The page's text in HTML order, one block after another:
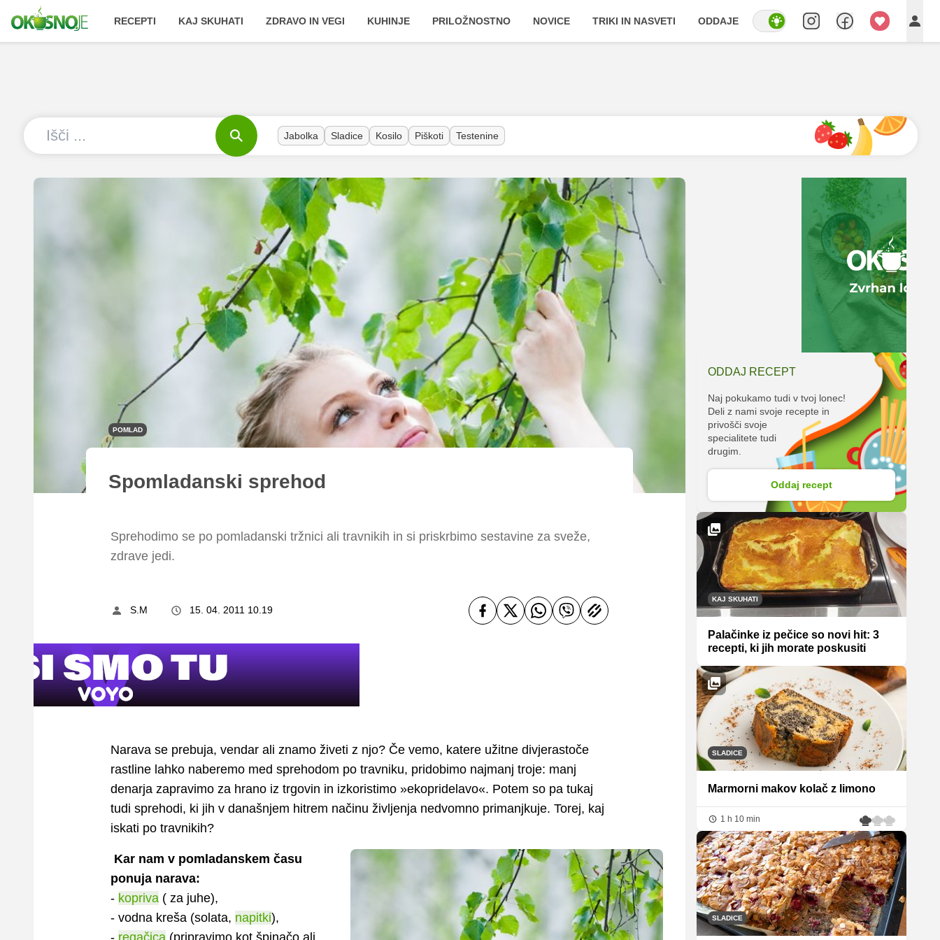
RECEPTI KAJ SKUHATI ZDRAVO IN VEGI KUHINJE PRILOŽNOSTNO NOVICE TRIKI IN NASVETI ODDAJE
Jabolka Sladice Kosilo Piškoti Testenine
POMLAD
Spomladanski sprehod
Sprehodimo se po pomladanski tržnici ali travnikih in si priskrbimo sestavine za sveže,
zdrave jedi.
S.M 15. 04. 2011 10.19
Narava se prebuja, vendar ali znamo živeti z njo? Če vemo, katere užitne divjerastoče
rastline lahko naberemo med sprehodom po travniku, pridobimo najmanj troje: manj
denarja zapravimo za hrano iz trgovin in izkoristimo »ekopridelavo«. Potem so pa tukaj
tudi sprehodi, ki jih v današnjem hitrem načinu življenja nedvomno primanjkuje. Torej, kaj
iskati po travnikih?
Kar nam v pomladanskem času
ponuja narava:
- kopriva ( za juhe),
- vodna kreša (solata, napitki),
ODDAJ RECEPT
Naj pokukamo tudi v tvoj lonec!
Deli z nami svoje recepte in
privošči svoje
specialitete tudi
drugim.
Oddaj recept
KAJ SKUHATI
Palačinke iz pečice so novi hit: 3
recepti, ki jih morate poskusiti
SLADICE
Marmorni makov kolač z limono
1 h 10 min
SLADICE